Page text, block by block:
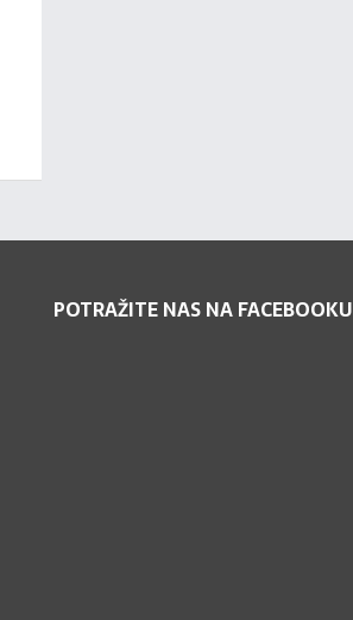
POTRAŽITE NAS NA FACEBOOKU